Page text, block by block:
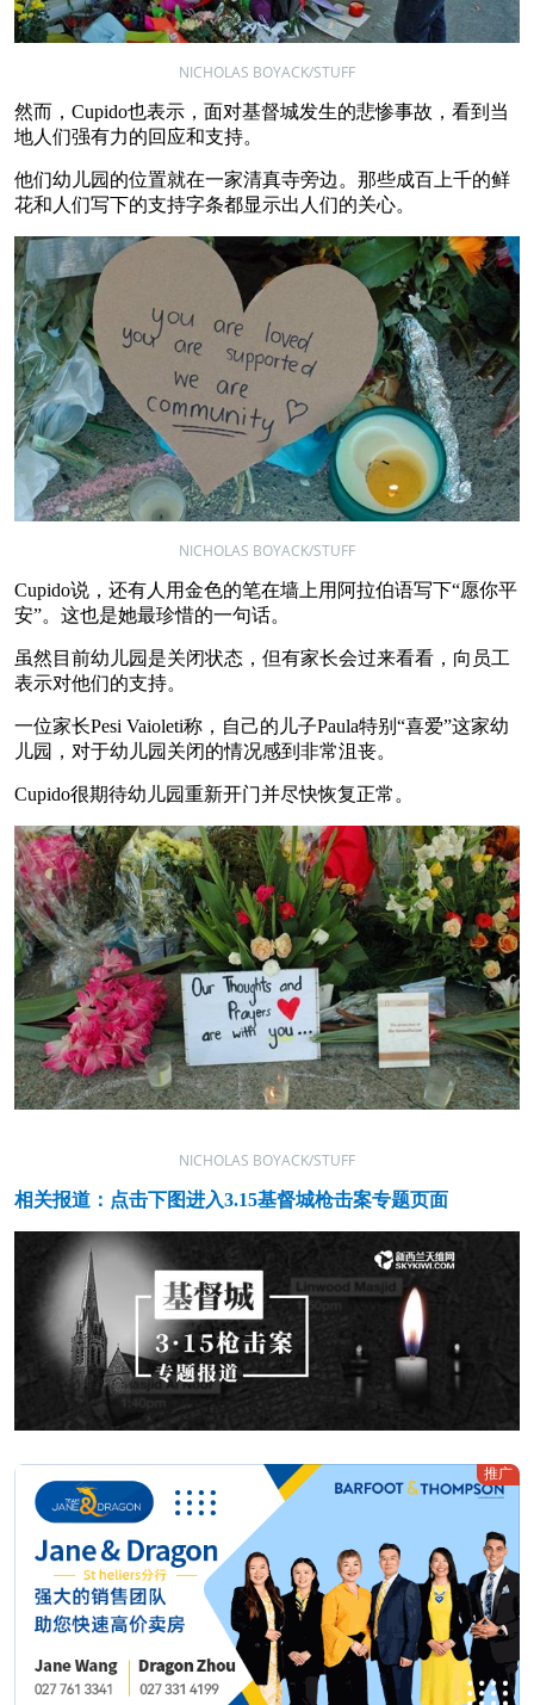
NICHOLAS BOYACK/STUFF
然而，Cupido也表示，面对基督城发生的悲惨事故，看到当
地人们强有力的回应和支持。
他们幼儿园的位置就在一家清真寺旁边。那些成百上千的鲜
花和人们写下的支持字条都显示出人们的关心。
NICHOLAS BOYACK/STUFF
Cupido说，还有人用金色的笔在墙上用阿拉伯语写下“愿你平
安”。这也是她最珍惜的一句话。
虽然目前幼儿园是关闭状态，但有家长会过来看看，向员工
表示对他们的支持。
一位家长Pesi Vaioleti称，自己的儿子Paula特别“喜爱”这家幼
儿园，对于幼儿园关闭的情况感到非常沮丧。
Cupido很期待幼儿园重新开门并尽快恢复正常。
NICHOLAS BOYACK/STUFF
相关报道：点击下图进入3.15基督城枪击案专题页面
推广